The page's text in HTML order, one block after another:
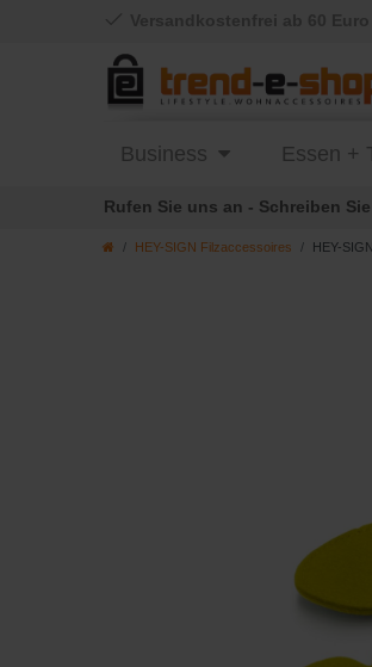
HEY-SIGN Filzaccessoires HEY-
Business Essen +
Rufen Sie uns an - Schreiben